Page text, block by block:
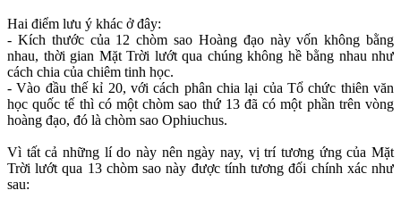
Hai điểm lưu ý khác ở đây:
- Kích thước của 12 chòm sao Hoàng đạo này vốn không bằng
nhau, thời gian Mặt Trời lướt qua chúng không hề bằng nhau như
cách chia của chiêm tinh học.
- Vào đầu thế kỉ 20, với cách phân chia lại của Tổ chức thiên văn
học quốc tế thì có một chòm sao thứ 13 đã có một phần trên vòng
hoàng đạo, đó là chòm sao Ophiuchus.
Vì tất cả những lí do này nên ngày nay, vị trí tương ứng của Mặt
Trời lướt qua 13 chòm sao này được tính tương đối chính xác như
sau: